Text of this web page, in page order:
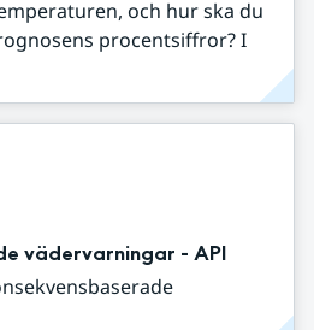
och hur ska du
procentsiffror? I
vädervarningar - API